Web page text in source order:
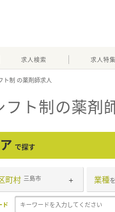
求人検索 求人特集
ト制
フト制の薬剤
で探す
町村 三島市 業種
ド